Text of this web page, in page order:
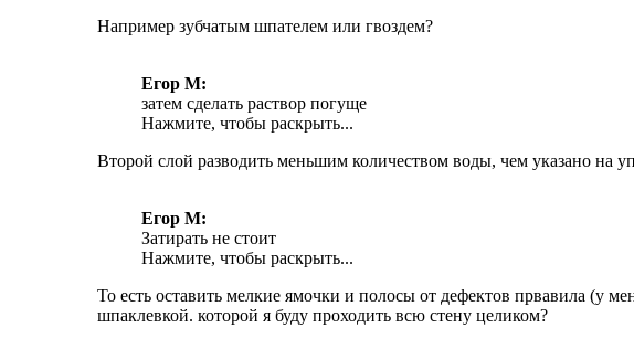
Например зубчатым шпателем или гвоздем?
Егор М:
затем сделать раствор погуще
Нажмите, чтобы раскрыть...
Второй слой разводить меньшим количеством воды, чем указано на
Егор М:
Затирать не стоит
Нажмите, чтобы раскрыть...
То есть оставить мелкие ямочки и полосы от дефектов првавила (у
шпаклевкой. которой я буду проходить всю стену целиком?